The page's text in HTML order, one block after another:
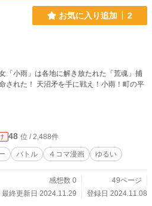
お気に入り追加 2
「小雨」は各地に解き放たれた「荒魂」捕
された！ 天沼矛を手に戦え！小雨！町の平
48 位 / 2,488件
バトル ４コマ漫画 ゆるい
感想数 0
49ページ
最終更新日 2024.11.29
登録日 2024.11.08